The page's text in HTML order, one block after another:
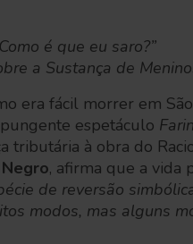
é que eu saro?”
a Sustança de
era fácil morrer em
espetáculo
tributária à obra do
, afirma que a vida
de reversão
modos, mas alguns